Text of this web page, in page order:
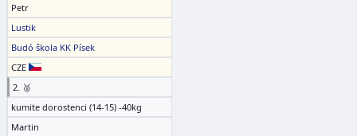
Petr
Lustik
Budó škola KK Písek
CZE
2. 🥈
kumite dorostenci (14-15) -40kg
Martin